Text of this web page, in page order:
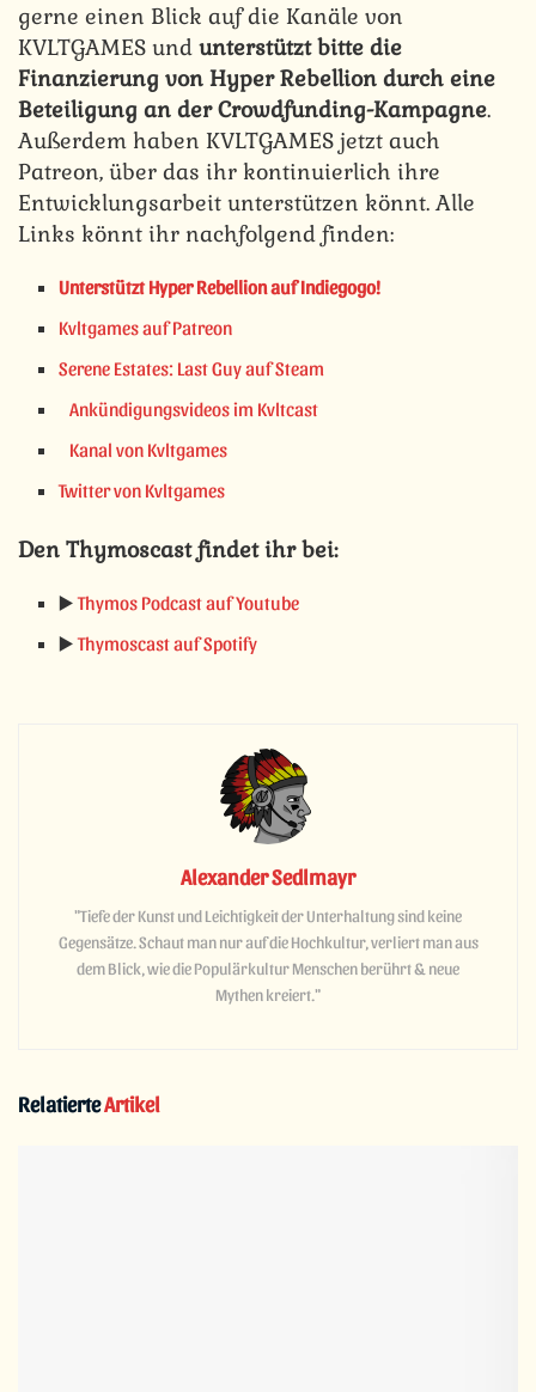
gerne einen Blick auf die Kanäle von
KVLTGAMES und unterstützt bitte die
Finanzierung von Hyper Rebellion durch eine
Beteiligung an der Crowdfunding-Kampagne.
Außerdem haben KVLTGAMES jetzt auch
Patreon, über das ihr kontinuierlich ihre
Entwicklungsarbeit unterstützen könnt. Alle
Links könnt ihr nachfolgend finden:
Unterstützt Hyper Rebellion auf Indiegogo!
Kvltgames auf Patreon
Serene Estates: Last Guy auf Steam
Ankündigungsvideos im Kvltcast
Kanal von Kvltgames
Twitter von Kvltgames
Den Thymoscast findet ihr bei:
▶️Thymos Podcast auf Youtube
▶️Thymoscast auf Spotify
Alexander Sedlmayr
"Tiefe der Kunst und Leichtigkeit der Unterhaltung sind keine
Gegensätze. Schaut man nur auf die Hochkultur, verliert man aus
dem Blick, wie die Populärkultur Menschen berührt & neue
Mythen kreiert."
RelatierteArtikel